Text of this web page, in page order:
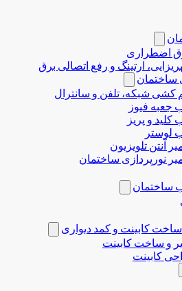
اضطراری
ارتینگ و رفع اتصالی برق
کشی شبکه، تلفن و سانترال
جعبه فیوز
کلید و پریز
لوستر
آنتن تلویزیون
نورپردازی ساختمان
ساختمان
کابینت و کمد دیواری
و ساخت کابینت
کابینت